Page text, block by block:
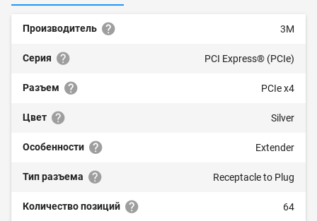
Производитель 3M
Серия PCI Express® (PCIe)
Разъем PCIe x4
Цвет Silver
Особенности Extender
Тип разъема Receptacle to Plug
Количество позиций 64